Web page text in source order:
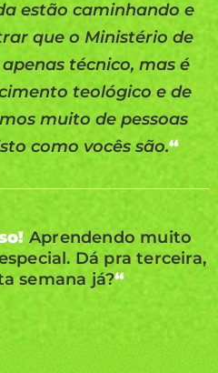
estão caminhando e
que o Ministério de
técnico, mas é
teológico e de
muito de pessoas
como vocês são.“
Aprendendo muito
Dá pra terceira,
semana já?“